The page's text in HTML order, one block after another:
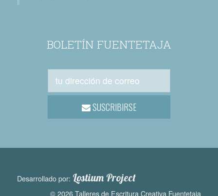
BOLETÍN FUENTETAJA
SUSCRIBIRSE
Desarrollado por: Lostium Project
© 2026 Talleres de Escritura Creativa Fuentetaja